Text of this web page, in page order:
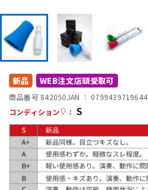
DTM オンライン納品
配信/ライブ機器
中古
新品 WEB注文店頭受取可
商品番号 842050JAN ： 0799439719644
コンディション
： S